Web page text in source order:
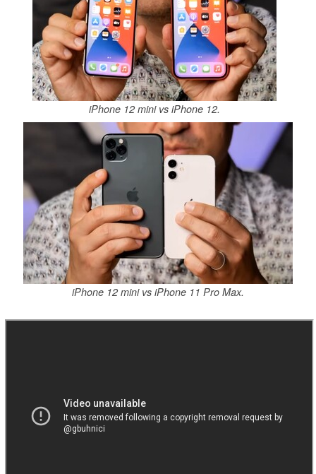
iPhone 12 mini vs iPhone 12.
iPhone 12 mini vs iPhone 11 Pro Max.